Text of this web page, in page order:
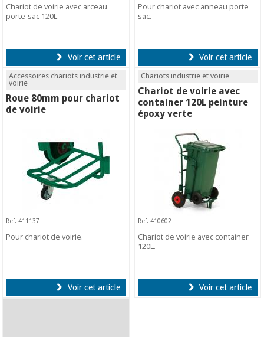
Chariot de voirie avec arceau
porte-sac 120L.
Voir cet article
Pour chariot avec anneau porte
sac.
Voir cet article
Accessoires chariots industrie et
voirie
Roue 80mm pour chariot
de voirie
Ref. 411137
Pour chariot de voirie.
Voir cet article
Chariots industrie et voirie
Chariot de voirie avec
container 120L peinture
époxy verte
Ref. 410602
Chariot de voirie avec container
120L.
Voir cet article